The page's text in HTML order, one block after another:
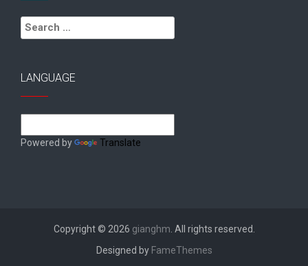
Search
for:
LANGUAGE
Powered by Translate
Copyright © 2026 gianghm. All rights reserved.
Designed by FameThemes